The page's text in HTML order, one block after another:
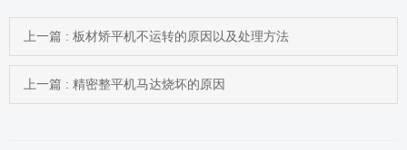
上一篇 : 板材矫平机不运转的原因以及处理方法
上一篇 : 精密整平机马达烧坏的原因